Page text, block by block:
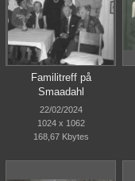
Familitreff på
Smaadahl
22/02/2024
1024 x 1062
168,67 Kbytes